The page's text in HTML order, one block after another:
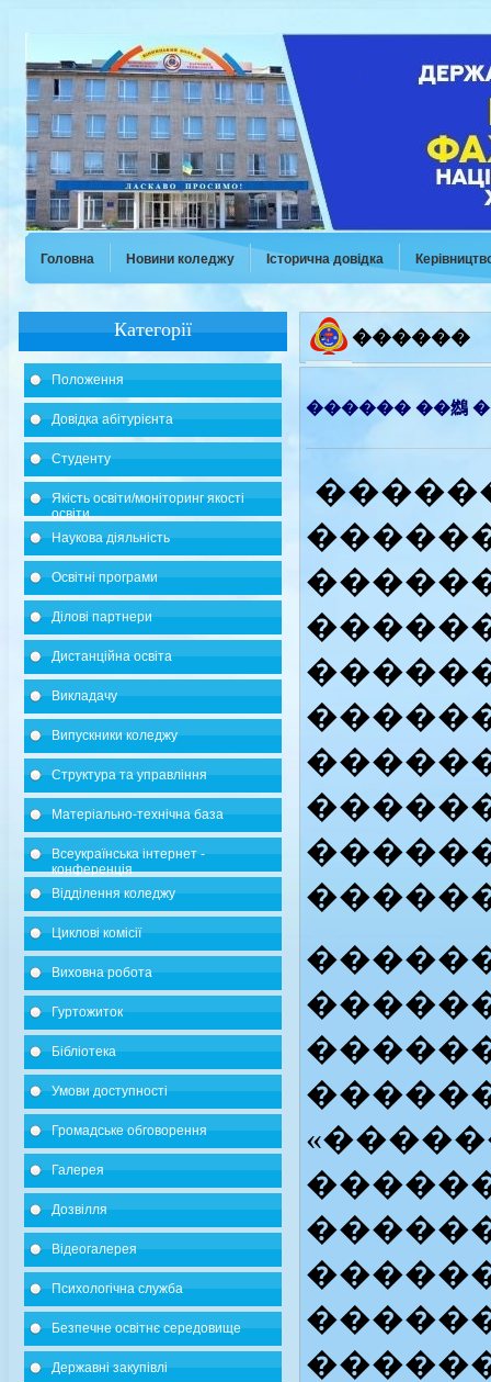
Головна Новини коледжу Історична довідка
Категорії
Положення
Довідка абітурієнта
Студенту
Якість освіти/моніторинг якості
освіти
Наукова діяльність
Освітні програми
Ділові партнери
Дистанційна освіта
Викладачу
Випускники коледжу
Структура та управління
Матеріально-технічна база
Всеукраїнська інтернет -
конференція
Відділення коледжу
Циклові комісії
Виховна робота
Гуртожиток
Бібліотека
Умови доступності
Громадське обговорення
Галерея
Дозвілля
Відеогалерея
Психологічна служба
Безпечне освітнє середовище
Державні закупівлі
������
������ ��䳿